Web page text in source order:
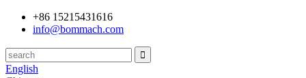
+86 15215431616
info@bommach.com
English